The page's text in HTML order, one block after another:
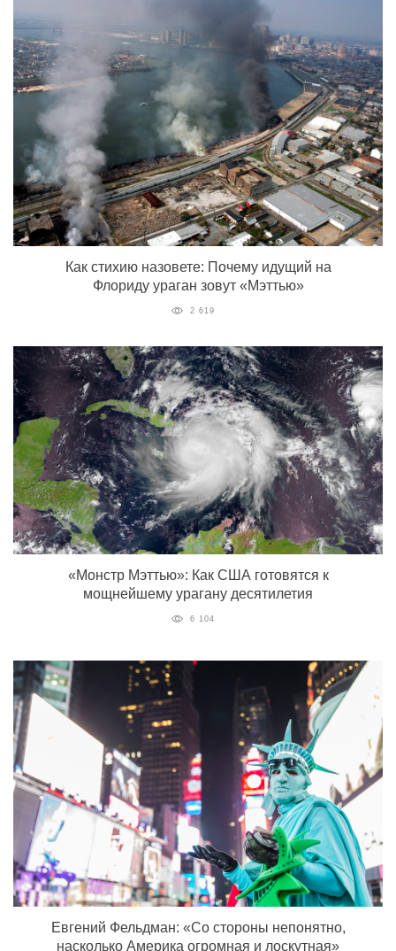
Как стихию назовете: Почему идущий на
Флориду ураган зовут «Мэттью»
2 619
«Монстр Мэттью»: Как США готовятся к
мощнейшему урагану десятилетия
6 104
Евгений Фельдман: «Со стороны непонятно,
насколько Америка огромная и лоскутная»